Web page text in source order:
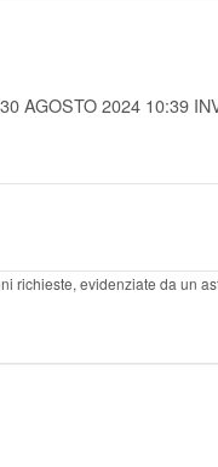
AGOSTO 2024 10:39
richieste, evidenziate da un